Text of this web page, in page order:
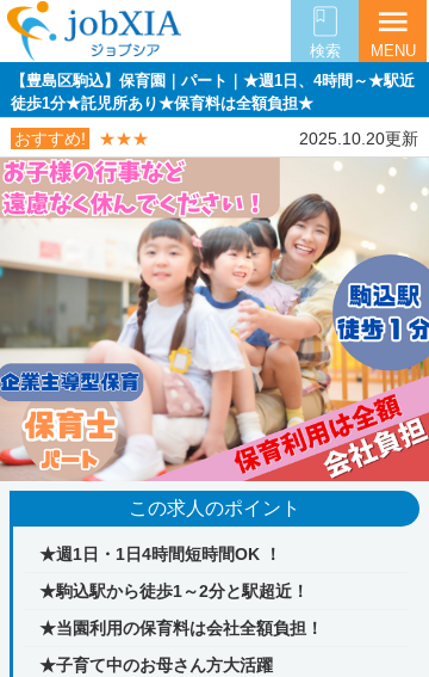
検索
menu
MENU
【豊島区駒込】保育園｜パート｜★週1日、4時間～★駅近
徒歩1分★託児所あり★保育料は全額負担★
おすすめ! ★★★ 2025.10.20更新
この求人のポイント
★週1日・1日4時間短時間OK ！
★駒込駅から徒歩1～2分と駅超近！
★当園利用の保育料は会社全額負担！
★子育て中のお母さん方大活躍